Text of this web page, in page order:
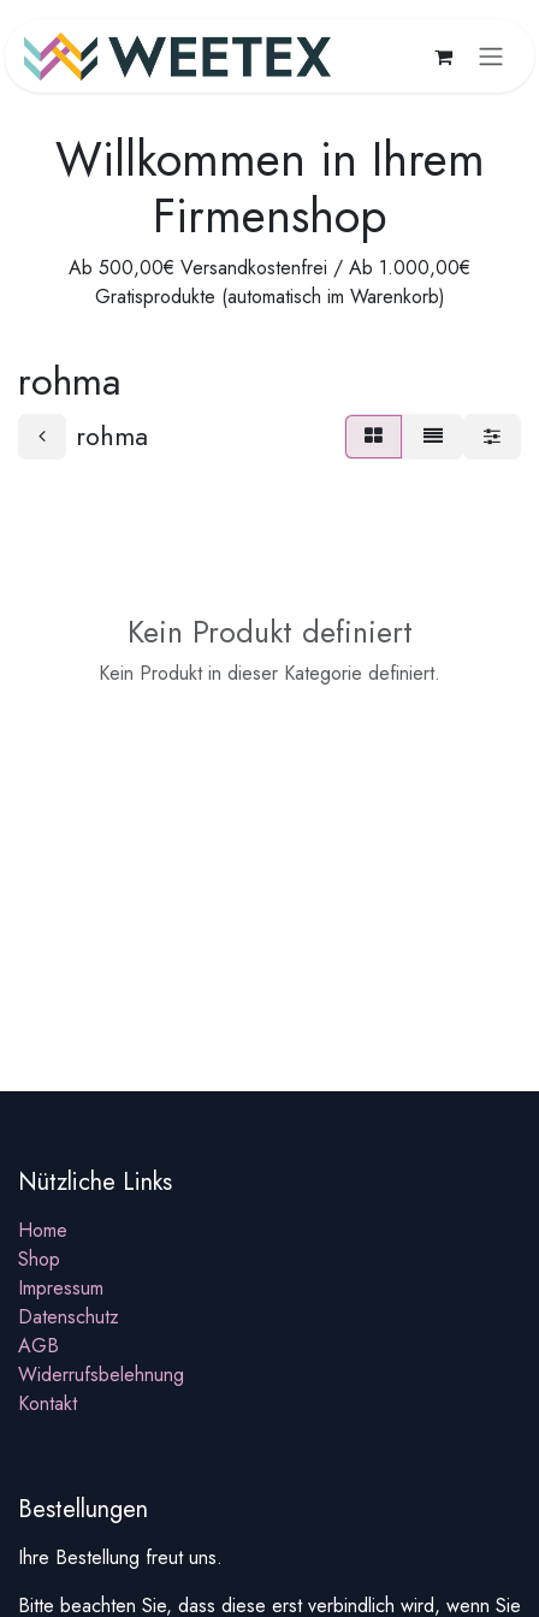
Willkommen in Ihrem
Firmenshop
Ab 500,00€ Versandkostenfrei / Ab 1.000,00€
Gratisprodukte (automatisch im Warenkorb)
rohma
rohma
Kein Produkt definiert
Kein Produkt in dieser Kategorie definiert.
Nützliche Links
Home
Shop
Impressum
Datenschutz
AGB
Widerrufsbelehnung
Kontakt
Bestellungen
Ihre Bestellung freut uns.
Bitte beachten Sie, dass diese erst verbindlich wird, wenn Sie